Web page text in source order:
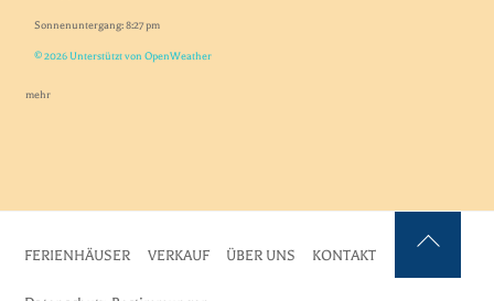
Sonnenuntergang: 8:27 pm
© 2026 Unterstützt von OpenWeather
mehr
FERIENHÄUSER VERKAUF ÜBER UNS KONTAKT